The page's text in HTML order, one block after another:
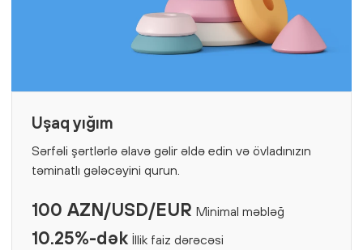
Uşaq yığım
Sərfəli şərtlərlə əlavə gəlir əldə edin və övladınızın
təminatlı gələcəyini qurun.
100 AZN/USD/EUR Minimal məbləğ
10.25%-dək İllik faiz dərəcəsi